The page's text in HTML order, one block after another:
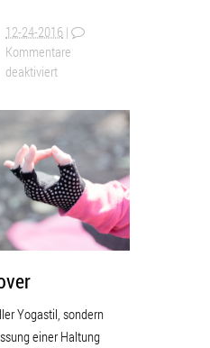
12-24-2016 |
Kommentare
deaktiviert
Yogastil, sondern
einer Haltung